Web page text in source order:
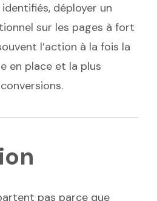
déployer un
sur les pages à fort
l’action à la fois la
en place et la plus
pas parce que